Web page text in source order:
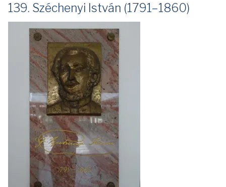
139. Széchenyi István (1791–1860)